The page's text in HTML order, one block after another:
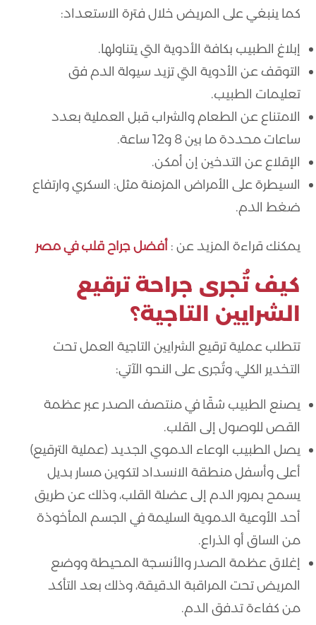
كما ينبغي على المريض خلال فترة الاستعداد:
إبلاغ الطبيب بكافة الأدوية التي يتناولها.
التوقف عن الأدوية التي تزيد سيولة الدم فق
تعليمات الطبيب.
الامتناع عن الطعام والشراب قبل العملية بعدد
ساعات محددة ما بين 8 و12 ساعة.
الإقلاع عن التدخين إن أمكن.
السيطرة على الأمراض المزمنة مثل: السكري وارتفاع
ضغط الدم.
يمكنك قراءة المزيد عن : أفضل جراح قلب في مصر
كيف تُجرى جراحة ترقيع
الشرايين التاجية؟
تتطلب عملية ترقيع الشرايين التاجية العمل تحت
التخدير الكلي، وتُجرى على النحو الآتي:
يصنع الطبيب شقًا في منتصف الصدر عبر عظمة
القص للوصول إلى القلب.
يصل الطبيب الوعاء الدموي الجديد (عملية الترقيع)
أعلى وأسفل منطقة الانسداد لتكوين مسار بديل
يسمح بمرور الدم إلى عضلة القلب، وذلك عن طريق
أحد الأوعية الدموية السليمة في الجسم المأخوذة
من الساق أو الذراع.
إغلاق عظمة الصدر والأنسجة المحيطة ووضع
المريض تحت المراقبة الدقيقة، وذلك بعد التأكد
من كفاءة تدفق الدم.